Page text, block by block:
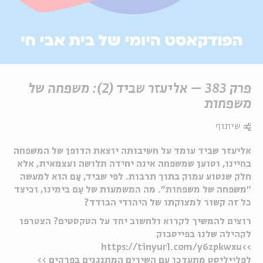
פרק 383 – אליעזר שביד (2): משפחה של
משפחות
אליעזר שביד עומד על חשיבותה יוצאת הדופן של המשפחה
בחיינו, וטוען שמשפחה אינה יחידה תלושה ועצמאית, אלא
חלק שנטוע עמוק בתוך תרבות. לפי שביד, עַם הוא למעשה
"משפחה של משפחות". מה המשמעות של עַם בימינו, וכיצד
כל זה קשור למצוקתו של היהודי הבודד?
רוצים להמשיך לקרוא ולחשוב יחד על הטקסטים? הצטרפו
לקהילה שלנו בפייסבוק
>>https://tinyurl.com/y6zpkwxu
לפלייליסט מתעדכן עם השירים המתנגנים בפרקים >>
שיתוף